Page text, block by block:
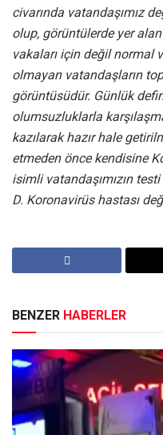
civarında vatandaşımız
olup, görüntülerde yer
vakaları için değil normal
olmayan vatandaşların
görüntüsüdür. Günlük
olumsuzluklarla
kazılarak hazır hale
etmeden önce kendisine
isimli vatandaşımızın
D. Koronavirüs hastası
BENZER HABERLER